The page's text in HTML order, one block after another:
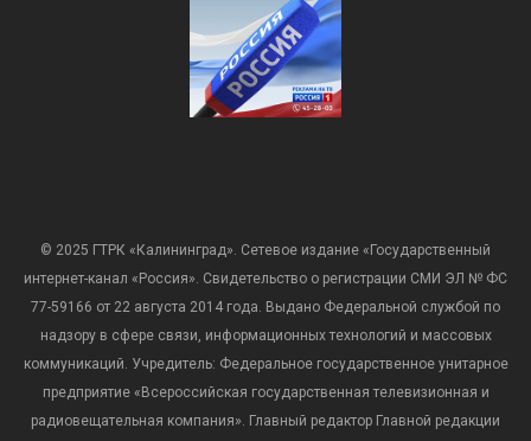
© 2025 ГТРК «Калининград». Сетевое издание «Государственный
интернет-канал «Россия». Свидетельство о регистрации СМИ ЭЛ № ФС
77-59166 от 22 августа 2014 года. Выдано Федеральной службой по
надзору в сфере связи, информационных технологий и массовых
коммуникаций. Учредитель: Федеральное государственное унитарное
предприятие «Всероссийская государственная телевизионная и
радиовещательная компания». Главный редактор Главной редакции